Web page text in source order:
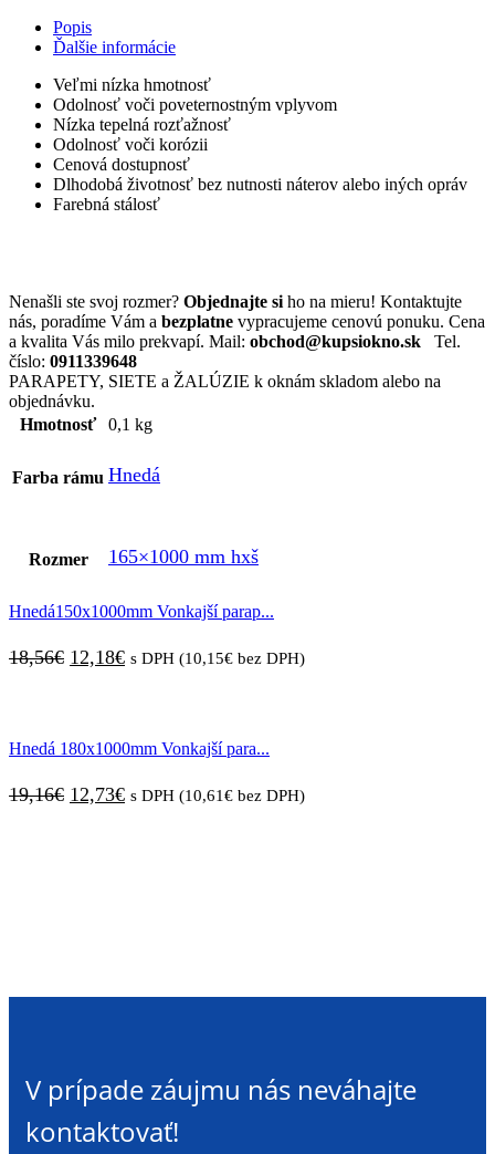
Popis
Ďalšie informácie
Veľmi nízka hmotnosť
Odolnosť voči poveternostným vplyvom
Nízka tepelná rozťažnosť
Odolnosť voči korózii
Cenová dostupnosť
Dlhodobá životnosť bez nutnosti náterov alebo iných opráv
Farebná stálosť
Nenašli ste svoj rozmer? Objednajte si ho na mieru! Kontaktujte
nás, poradíme Vám a bezplatne vypracujeme cenovú ponuku. Cena
a kvalita Vás milo prekvapí. Mail: obchod@kupsiokno.sk Tel.
číslo: 0911339648
PARAPETY, SIETE a ŽALÚZIE k oknám skladom alebo na
objednávku.
Hmotnosť
0,1 kg
Farba rámu Hnedá
Rozmer 165×1000 mm hxš
Hnedá150x1000mm Vonkajší parap...
18,56€ Pôvodná
18,56€.
12,18€Aktuálna
12,18€.
s DPH (10,15€ bez DPH)
Hnedá 180x1000mm Vonkajší para...
19,16€ Pôvodná
12,73€Aktuálna
s DPH (10,61€ bez DPH)
V prípade záujmu nás neváhajte
kontaktovať!